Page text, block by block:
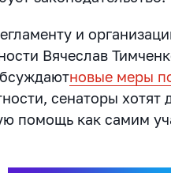
и
Вячеслав
новые меры
сенаторы хотят
помощь как самим